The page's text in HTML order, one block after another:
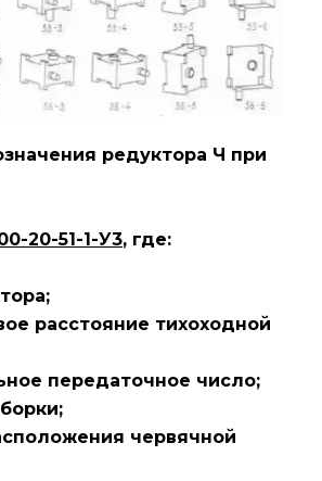
редуктора Ч при
20-51-1-У3, где:
расстояние тихоходной
передаточное число;
червячной